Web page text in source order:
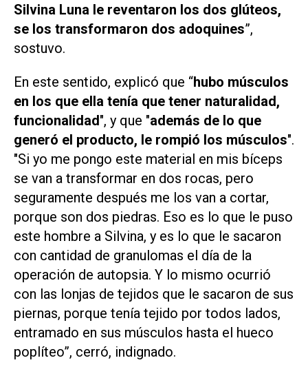
Silvina Luna le reventaron los dos glúteos,
se los transformaron dos adoquines”,
sostuvo.
En este sentido, explicó que “hubo músculos
en los que ella tenía que tener naturalidad,
funcionalidad", y que "además de lo que
generó el producto, le rompió los músculos".
"Si yo me pongo este material en mis bíceps
se van a transformar en dos rocas, pero
seguramente después me los van a cortar,
porque son dos piedras. Eso es lo que le puso
este hombre a Silvina, y es lo que le sacaron
con cantidad de granulomas el día de la
operación de autopsia. Y lo mismo ocurrió
con las lonjas de tejidos que le sacaron de sus
piernas, porque tenía tejido por todos lados,
entramado en sus músculos hasta el hueco
poplíteo”, cerró, indignado.